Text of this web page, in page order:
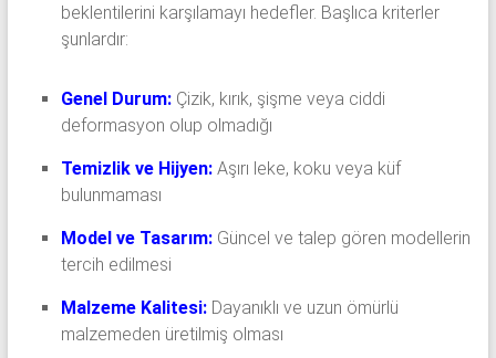
beklentilerini karşılamayı hedefler. Başlıca kriterler
şunlardır:
Genel Durum: Çizik, kırık, şişme veya ciddi
deformasyon olup olmadığı
Temizlik ve Hijyen:Aşırı leke, koku veya küf
bulunmaması
Model ve Tasarım:Güncel ve talep gören modellerin
tercih edilmesi
Malzeme Kalitesi:Dayanıklı ve uzun ömürlü
malzemeden üretilmiş olması